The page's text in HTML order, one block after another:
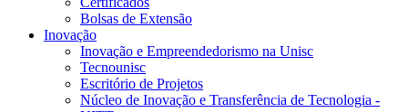
Bolsas de Extensão
Inovação
Inovação e Empreendedorismo na Unisc
Tecnounisc
Escritório de Projetos
Núcleo de Inovação e Transferência de Tecnologia -